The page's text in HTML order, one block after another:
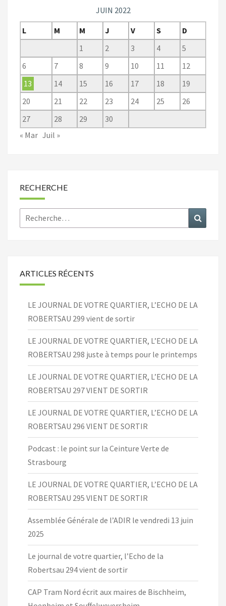
JUIN 2022
L
M M J V S
D
1
2 3 4
5
6
7 8 9 10 11
12
13
14 15 16 17 18
19
20
21 22 23 24 25
26
27
28 29
30
« Mar Juil »
RECHERCHE
Rechercher :
ARTICLES RÉCENTS
LE JOURNAL DE VOTRE QUARTIER, L’ECHO DE LA
ROBERTSAU 299 vient de sortir
LE JOURNAL DE VOTRE QUARTIER, L’ECHO DE LA
ROBERTSAU 298 juste à temps pour le printemps
LE JOURNAL DE VOTRE QUARTIER, L’ECHO DE LA
ROBERTSAU 297 VIENT DE SORTIR
LE JOURNAL DE VOTRE QUARTIER, L’ECHO DE LA
ROBERTSAU 296 VIENT DE SORTIR
Podcast : le point sur la Ceinture Verte de
Strasbourg
LE JOURNAL DE VOTRE QUARTIER, L’ECHO DE LA
ROBERTSAU 295 VIENT DE SORTIR
Assemblée Générale de l’ADIR le vendredi 13 juin
2025
Le journal de votre quartier, l’Echo de la
Robertsau 294 vient de sortir
CAP Tram Nord écrit aux maires de Bischheim,